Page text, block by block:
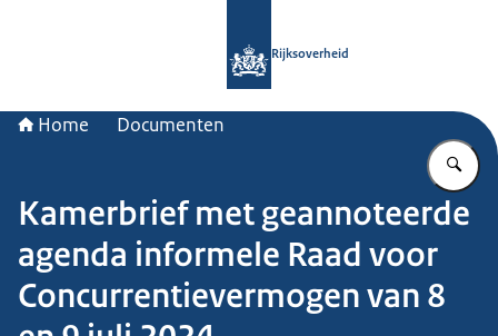
Rijksoverheid
Home Documenten
Kamerbrief met geannoteerde
agenda informele Raad voor
Concurrentievermogen van 8